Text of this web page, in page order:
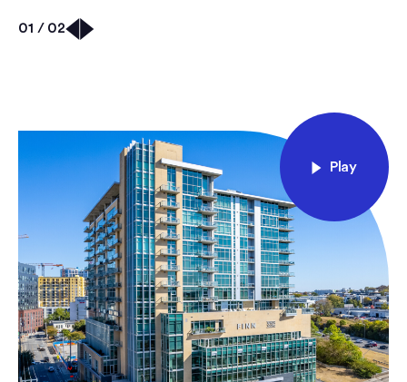
01 / 02
Play